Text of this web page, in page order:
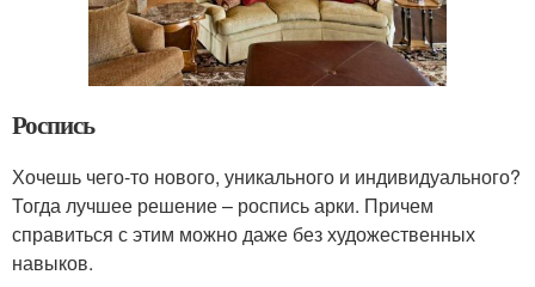
Роспись
Хочешь чего-то нового, уникального и индивидуального?
Тогда лучшее решение – роспись арки. Причем
справиться с этим можно даже без художественных
навыков.